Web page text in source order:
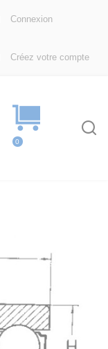
Connexion
Créez votre compte
0